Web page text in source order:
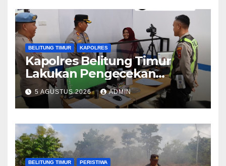
BELITUNG TIMUR KAPOLRES
Kapolres Belitung Timur
Lakukan Pengecekan
Pelayanan SIM, Pastikan
Pelayanan Prima bagi
Masyarakat
5 AGUSTUS 2026 ADMIN
BELITUNG TIMUR PERISTIWA